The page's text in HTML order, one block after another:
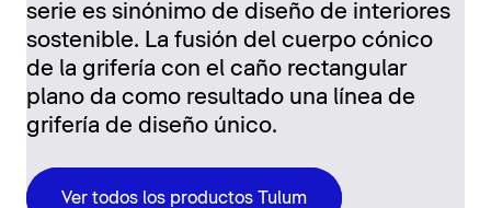
serie es sinónimo de diseño de interiores
sostenible. La fusión del cuerpo cónico
de la grifería con el caño rectangular
plano da como resultado una línea de
grifería de diseño único.
Ver todos los productos Tulum